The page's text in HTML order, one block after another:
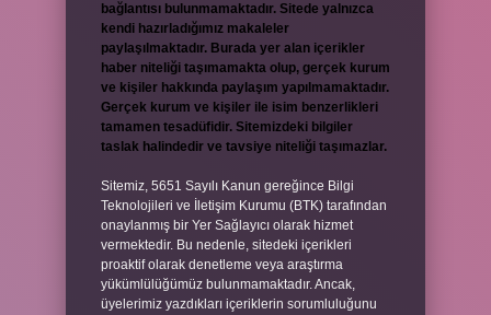
bağlantısı bulunmamaktadır. Sitede yalnızca
kendi hazırladığımız makaleler
paylaşılmaktadır. Burada yer alan içerikler
haber niteliği taşımamakta olup, gerçek kurum
ve kişiler hakkında paylaşım yapılmamaktadır.
Gerçek kurum ve kişiler ile isim benzerlikleri
tamamen tesadüfidir. Sitemizdeki bilgiler
taslak halindedir ve tavsiye niteliği taşımazlar.
Sitemiz, 5651 Sayılı Kanun gereğince Bilgi
Teknolojileri ve İletişim Kurumu (BTK) tarafından
onaylanmış bir Yer Sağlayıcı olarak hizmet
vermektedir. Bu nedenle, sitedeki içerikleri
proaktif olarak denetleme veya araştırma
yükümlülüğümüz bulunmamaktadır. Ancak,
üyelerimiz yazdıkları içeriklerin sorumluluğunu